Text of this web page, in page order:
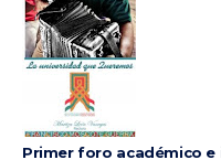
Primer foro académico e